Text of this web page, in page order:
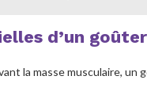
d’un
la masse musculaire, un